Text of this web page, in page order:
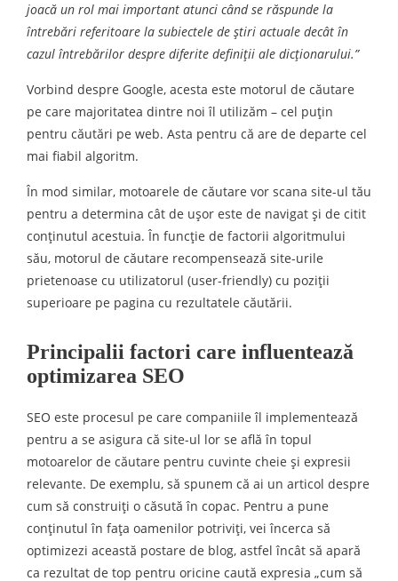
joacă un rol mai important atunci când se răspunde la
întrebări referitoare la subiectele de știri actuale decât în
cazul întrebărilor despre diferite definiții ale dicționarului.”
Vorbind despre Google, acesta este motorul de căutare
pe care majoritatea dintre noi îl utilizăm – cel puțin
pentru căutări pe web. Asta pentru că are de departe cel
mai fiabil algoritm.
În mod similar, motoarele de căutare vor scana site-ul tău
pentru a determina cât de ușor este de navigat şi de citit
conţinutul acestuia. În funcţie de factorii algoritmului
său, motorul de căutare recompensează site-urile
prietenoase cu utilizatorul (user-friendly) cu poziţii
superioare pe pagina cu rezultatele căutării.
Principalii factori care influentează
optimizarea SEO
SEO este procesul pe care companiile îl implementează
pentru a se asigura că site-ul lor se află în topul
motoarelor de căutare pentru cuvinte cheie și expresii
relevante. De exemplu, să spunem că ai un articol despre
cum să construiți o căsută în copac. Pentru a pune
conținutul în fața oamenilor potriviți, vei încerca să
optimizezi această postare de blog, astfel încât să apară
ca rezultat de top pentru oricine caută expresia „cum să